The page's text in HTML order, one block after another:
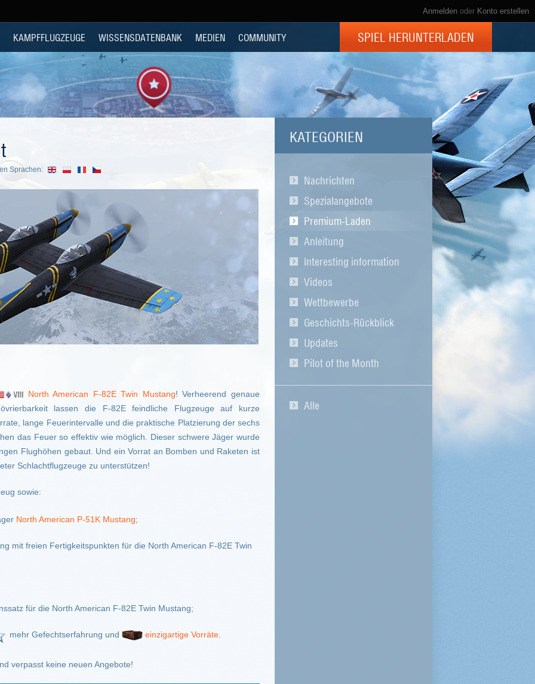
Anmelden oder Konto erstellen
KAMPFFLUGZEUGE WISSENSDATENBANK MEDIEN COMMUNITY SPIEL HERUNTERLADEN
KATEGORIEN
Nachrichten
Spezialangebote
Premium-Laden
Anleitung
Interesting information
Videos
Wettbewerbe
Geschichts-Rückblick
Updates
Pilot of the Month
Alle
Sprachen:
North American F-82E Twin Mustang! Verheerend genaue
lassen die F-82E feindliche Flugzeuge auf kurze
lange Feuerintervalle und die praktische Platzierung der sechs
das Feuer so effektiv wie möglich. Dieser schwere Jäger wurde
Flughöhen gebaut. Und ein Vorrat an Bomben und Raketen ist
Schlachtflugzeuge zu unterstützen!
sowie:
North American P-51K Mustang;
mit freien Fertigkeitspunkten für die North American F-82E Twin
für die North American F-82E Twin Mustang;
mehr Gefechtserfahrung und einzigartige Vorräte
verpasst keine neuen Angebote!